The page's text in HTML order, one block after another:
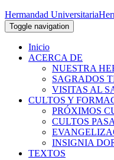
Hermandad Universitaria
Toggle navigation
Inicio
ACERCA DE
NUESTRA
SAGRADOS
VISITAS AL
CULTOS Y
PRÓXIMOS
CULTOS
INSIGNIA
TEXTOS